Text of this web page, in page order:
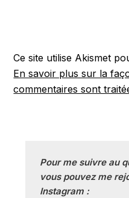
Ce site utilise Akismet
En savoir plus sur la
commentaires sont
Pour me suivre au
vous pouvez me
Instagram :